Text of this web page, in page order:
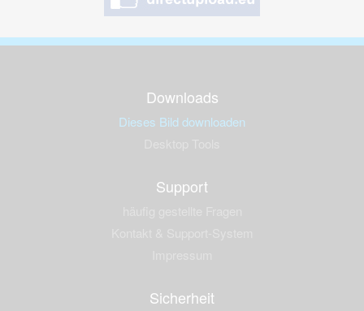
Downloads
Dieses Bild downloaden
Support
Sicherheit